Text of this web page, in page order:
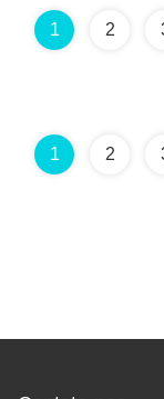
1 2
1 2